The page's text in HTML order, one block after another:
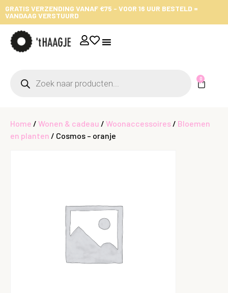
GRATIS VERZENDING VANAF €75 - VOOR 16 UUR BESTELD =
VANDAAG VERSTUURD
0
Home / Wonen & cadeau / Woonaccessoires / Bloemen
en planten / Cosmos – oranje